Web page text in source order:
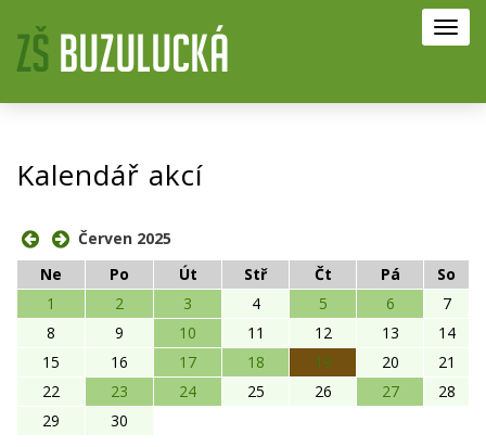
Kalendář akcí
Červen 2025
Ne
Po Út Stř Čt Pá
So
1
2 3 4 5 6
7
8
9 10 11 12 13
14
15
16 17 18 19 20
21
22
23 24 25 26 27
28
29
30